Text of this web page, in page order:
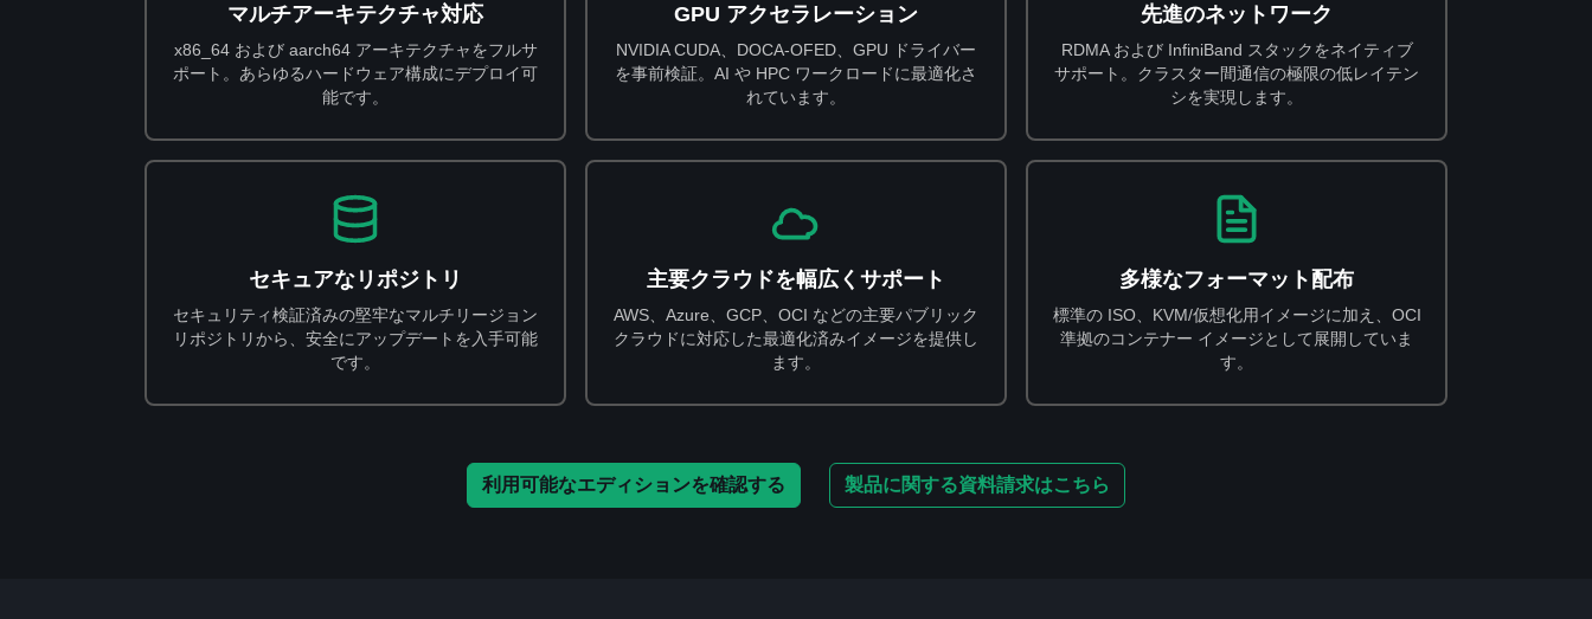
マルチアーキテクチャ対応
x86_64 および aarch64 アーキテクチャをフルサ
ポート。あらゆるハードウェア構成にデプロイ可
能です。
GPU アクセラレーション
NVIDIA CUDA、DOCA-OFED、GPU ドライバー
を事前検証。AI や HPC ワークロードに最適化さ
れています。
先進のネットワーク
RDMA および InfiniBand スタックをネイティブ
サポート。クラスター間通信の極限の低レイテン
シを実現します。
セキュアなリポジトリ
セキュリティ検証済みの堅牢なマルチリージョン
リポジトリから、安全にアップデートを入手可能
です。
主要クラウドを幅広くサポート
AWS、Azure、GCP、OCI などの主要パブリック
クラウドに対応した最適化済みイメージを提供し
ます。
多様なフォーマット配布
標準の ISO、KVM/仮想化用イメージに加え、OCI
準拠のコンテナー イメージとして展開していま
す。
利用可能なエディションを確認する 製品に関する資料請求はこちら